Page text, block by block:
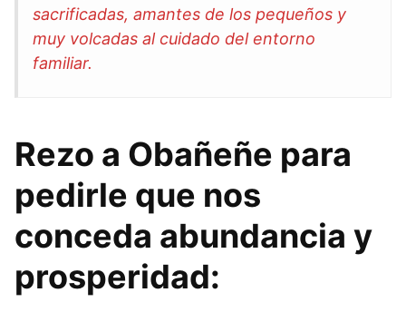
sacrificadas, amantes de los pequeños y
muy volcadas al cuidado del entorno
familiar.
Rezo a Obañeñe para
pedirle que nos
conceda abundancia y
prosperidad: